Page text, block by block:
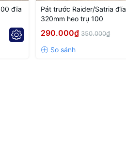
đĩa
Pát trước Raider/Satria đĩa
320mm heo trụ 100
290.000₫ 350.000₫